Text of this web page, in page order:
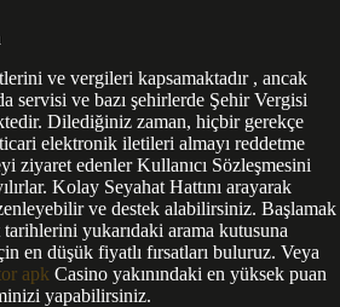
ve vergileri kapsamaktadır , ancak
servisi ve bazı şehirlerde Şehir Vergisi
Dilediğiniz zaman, hiçbir gerekçe
elektronik iletileri almayı reddetme
ziyaret edenler Kullanıcı Sözleşmesini
Kolay Seyahat Hattını arayarak
ve destek alabilirsiniz. Başlamak
yukarıdaki arama kutusuna
en düşük fiyatlı fırsatları buluruz. Veya
apk Casino yakınındaki en yüksek puan
yapabilirsiniz.